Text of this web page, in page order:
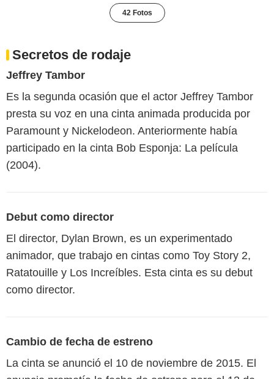
42 Fotos
Secretos de rodaje
Jeffrey Tambor
Es la segunda ocasión que el actor Jeffrey Tambor
presta su voz en una cinta animada producida por
Paramount y Nickelodeon. Anteriormente había
participado en la cinta Bob Esponja: La película
(2004).
Debut como director
El director, Dylan Brown, es un experimentado
animador, que trabajo en cintas como Toy Story 2,
Ratatouille y Los Increíbles. Esta cinta es su debut
como director.
Cambio de fecha de estreno
La cinta se anunció el 10 de noviembre de 2015. El